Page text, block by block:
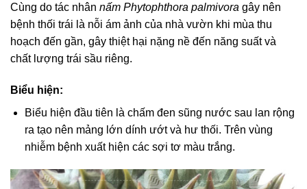
Cùng do tác nhân nấm Phytophthora palmivora gây nên
bệnh thối trái là nỗi ám ảnh của nhà vườn khi mùa thu
hoạch đến gần, gây thiệt hại nặng nề đến năng suất và
chất lượng trái sầu riêng.
Biểu hiện:
Biểu hiện đầu tiên là chấm đen sũng nước sau lan rộng
ra tạo nên mảng lớn dính ướt và hư thối. Trên vùng
nhiễm bệnh xuất hiện các sợi tơ màu trắng.